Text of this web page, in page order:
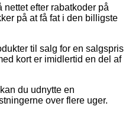
efter rabatkoder på
på at få fat i den billigste
til salg for en salgspris
kort er imidlertid en del af
du udnytte en
over flere uger.